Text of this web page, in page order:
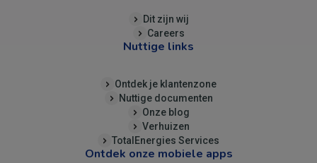
Dit zijn wij
Careers
Nuttige links
Ontdek je klantenzone
Nuttige documenten
Onze blog
Verhuizen
TotalEnergies Services
Ontdek onze mobiele apps